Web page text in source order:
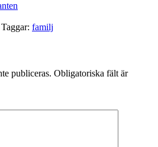
Taggar: familj
publiceras. Obligatoriska fält är